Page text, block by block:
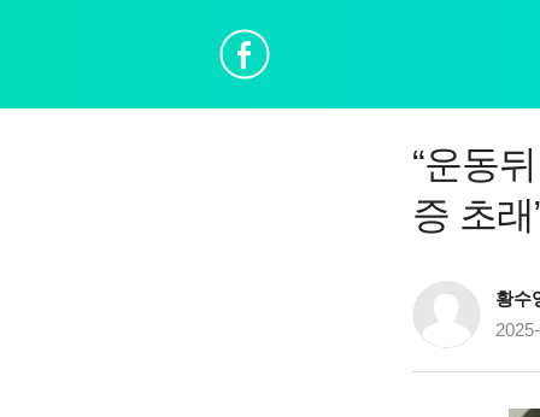
“운동
증 초래
황수